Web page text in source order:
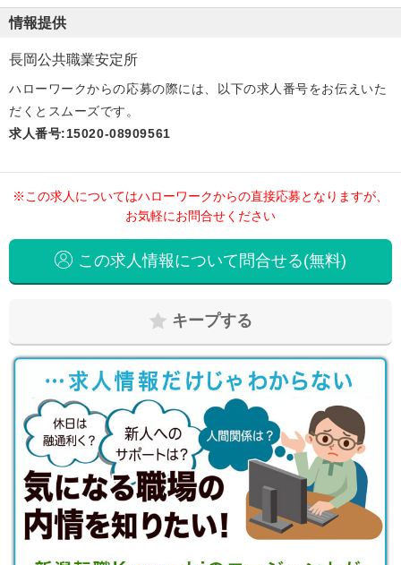
情報提供
長岡公共職業安定所
ハローワークからの応募の際には、以下の求人番号をお伝えいた
だくとスムーズです。
求人番号:15020-08909561
※この求人についてはハローワークからの直接応募となりますが、
お気軽にお問合せください
この求人情報について問合せる(無料)
キープする